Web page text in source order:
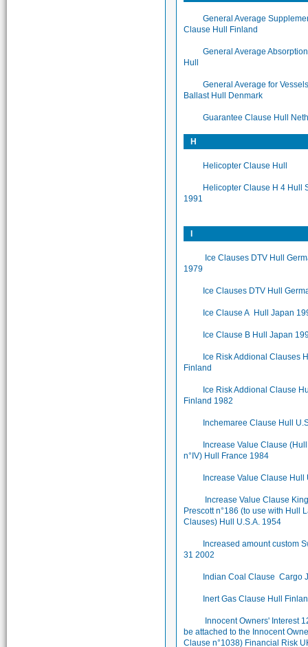
General Average
Clause Hull Finland
General Average
Hull
General Average for
Ballast Hull Denmark
Guarantee Clause Hull
H
Helicopter Clause Hull
Helicopter Clause H 4 Hull
1991
I
Ice Clauses DTV Hull
1979
Ice Clauses DTV Hull
Ice Clause A Hull Japan
Ice Clause B Hull Japan
Ice Risk Addional Clauses
Finland
Ice Risk Addional Clause
Finland 1982
Inchemaree Clause Hull
Increase Value Clause
n°IV) Hull France 1984
Increase Value Clause Hull
Increase Value Clause
Prescott n°186 (to use with Hull
Clauses) Hull U.S.A. 1954
Increased amount custom
31 2002
Indian Coal Clause Cargo
Inert Gas Clause Hull
Innocent Owners' Interest
be attached to the Innocent
Clause n°1038) Financial Risk